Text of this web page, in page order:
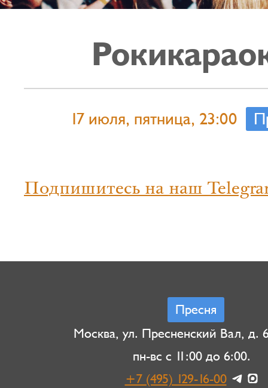
17 июля, пятница, 23:00
Подпишитесь на наш
Пресня
Москва, ул. Пресненский Вал, д.
пн-вс с 11:00 до 6:00.
+7 (495) 129-16-00